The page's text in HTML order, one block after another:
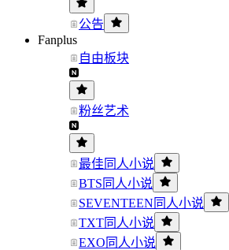
公告
Fanplus
自由板块
粉丝艺术
最佳同人小说
BTS同人小说
SEVENTEEN同人小说
TXT同人小说
EXO同人小说